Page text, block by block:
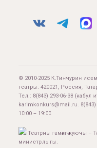
© 2010-2025 К.Тинчурин
театры. 420021, Россия,
Тел.: 8(843) 293-06-38 (кабул
karimkonkurs@mail.ru.
10:00 – 19:00.
Театрны гамәлгә куючы –
министрлыгы.